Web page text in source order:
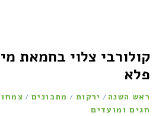
קולורבי צלוי בחמאת
פלא
ראש השנה / ירקות / מתכונים /
חגים ומועדים